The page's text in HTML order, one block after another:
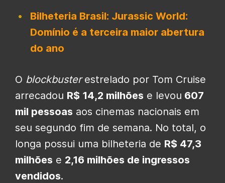
Bilheteria Brasil: Jurassic World:
Domínio é a terceira maior abertura
do ano
O blockbusterestrelado por Tom Cruise
arrecadou R$ 14,2 milhões e levou 607
mil pessoas aos cinemas nacionais em
seu segundo fim de semana. No total, o
longa possui uma bilheteria de R$ 47,3
milhões e 2,16 milhões de ingressos
vendidos.